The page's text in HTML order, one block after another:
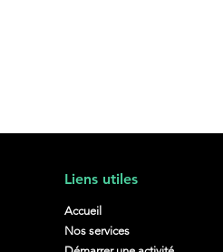
Liens utiles
Accueil
Nos services